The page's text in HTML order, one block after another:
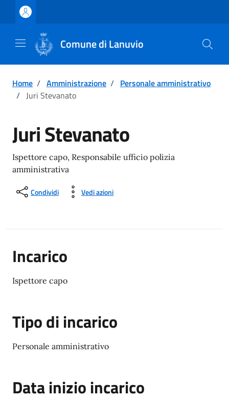
Vai ai contenuti
Vai al footer
Comune di Lanuvio
Home / Amministrazione / Personale amministrativo
/ Juri Stevanato
Juri Stevanato
Ispettore capo, Responsabile ufficio polizia
amministrativa
Condividi Vedi azioni
Incarico
Ispettore capo
Tipo di incarico
Personale amministrativo
Data inizio incarico